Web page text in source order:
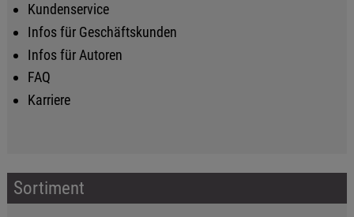
Kundenservice
Infos für Geschäftskunden
Infos für Autoren
FAQ
Karriere
Sortiment